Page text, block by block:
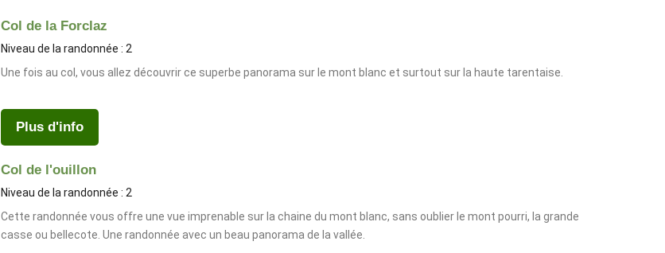
Col de la Forclaz
Niveau de la randonnée : 2
Une fois au col, vous allez découvrir ce superbe panorama sur le mont blanc et surtout sur la haute tarentaise.
Plus d'info
Col de l'ouillon
Niveau de la randonnée : 2
Cette randonnée vous offre une vue imprenable sur la chaine du mont blanc, sans oublier le mont pourri, la grande
casse ou bellecote. Une randonnée avec un beau panorama de la vallée.